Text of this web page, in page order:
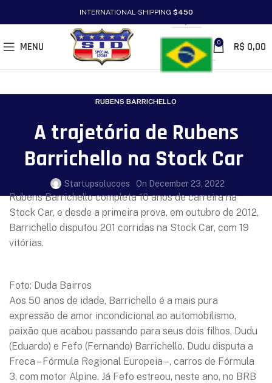
INTERNATIONAL SHIPPING $450
MENU 0 R$ 0,00
RUBENS BARRICHELLO
A trajetória de Rubens
Barrichello na Stock Car
Startupsolucoes On December 23, 2022
Rubens Barrichello completa 10 anos de carreira na
Stock Car, e desde a primeira prova, em outubro de 2012,
Barrichello disputou 201 corridas na Stock Car, com 19
vitórias.
Foto: Duda Bairros
Aos 50 anos de idade, Barrichello é a mais pura
expressão de amor incondicional ao automobilismo,
paixão que acabou passando para seus dois filhos, Dudu
(Eduardo) e Fefo (Fernando) Barrichello. Dudu disputa a
Freca – Fórmula Regional Europeia –, carros de Fórmula
3, com motor Alpine. Já Fefo estreou, neste ano, no BRB